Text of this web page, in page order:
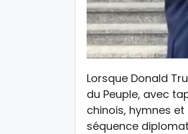
Lorsque Donald
du Peuple, avec
chinois, hymnes
séquence